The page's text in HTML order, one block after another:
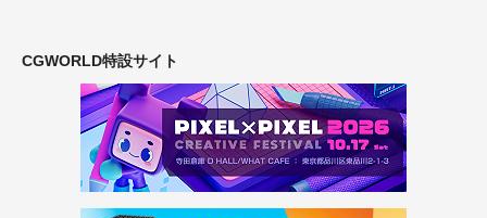
CGWORLD特設サイト